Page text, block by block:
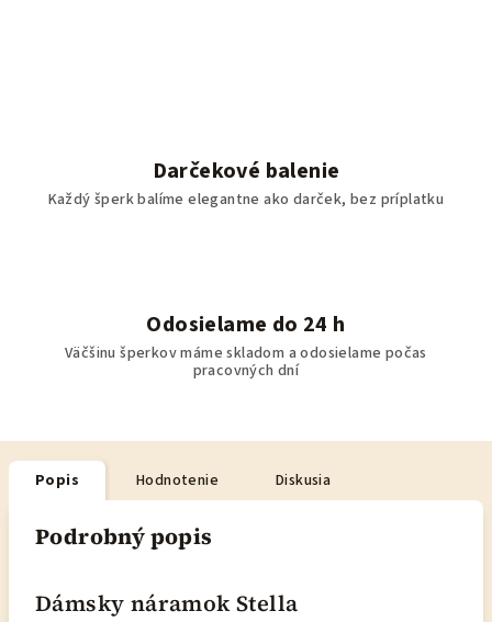
Darčekové balenie
Každý šperk balíme elegantne ako darček, bez príplatku
Odosielame do 24 h
Väčšinu šperkov máme skladom a odosielame počas
pracovných dní
Popis Hodnotenie Diskusia
Podrobný popis
Dámsky náramok Stella